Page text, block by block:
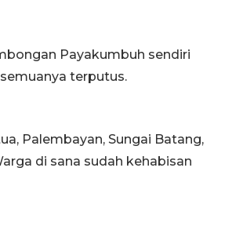
Payakumbuh sendiri
terputus.
Palembayan, Sungai Batang,
di sana sudah kehabisan